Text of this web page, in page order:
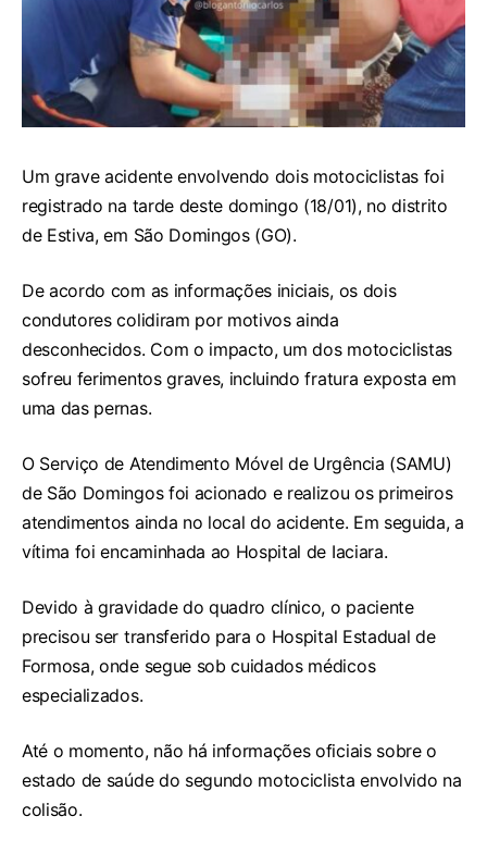
Um grave acidente envolvendo dois motociclistas foi
registrado na tarde deste domingo (18/01), no distrito
de Estiva, em São Domingos (GO).
De acordo com as informações iniciais, os dois
condutores colidiram por motivos ainda
desconhecidos. Com o impacto, um dos motociclistas
sofreu ferimentos graves, incluindo fratura exposta em
uma das pernas.
O Serviço de Atendimento Móvel de Urgência (SAMU)
de São Domingos foi acionado e realizou os primeiros
atendimentos ainda no local do acidente. Em seguida, a
vítima foi encaminhada ao Hospital de Iaciara.
Devido à gravidade do quadro clínico, o paciente
precisou ser transferido para o Hospital Estadual de
Formosa, onde segue sob cuidados médicos
especializados.
Até o momento, não há informações oficiais sobre o
estado de saúde do segundo motociclista envolvido na
colisão.